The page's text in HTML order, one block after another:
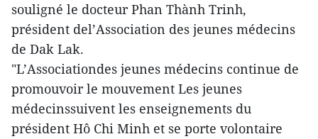
souligné le docteur Phan Thành Trinh,
président del’Association des jeunes médecins
de Dak Lak.
"L’Associationdes jeunes médecins continue de
promouvoir le mouvement Les jeunes
médecinssuivent les enseignements du
président Hô Chi Minh et se porte volontaire